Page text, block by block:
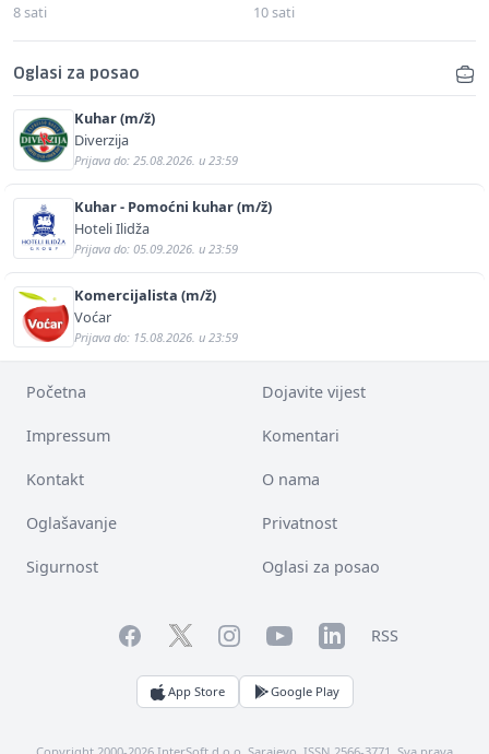
8 sati 10 sati
Oglasi za posao
Kuhar (m/ž)
Diverzija
Prijava do: 25.08.2026. u 23:59
Kuhar - Pomoćni kuhar (m/ž)
Hoteli Ilidža
Prijava do: 05.09.2026. u 23:59
Komercijalista (m/ž)
Voćar
Prijava do: 15.08.2026. u 23:59
Početna Dojavite vijest
Impressum Komentari
Kontakt O nama
Oglašavanje Privatnost
Sigurnost Oglasi za posao
FacebookTwitterInstagramYouTubeLinkedInRSS
App Store Google Play